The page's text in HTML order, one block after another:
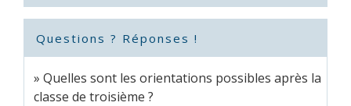
Questions ? Réponses !
Quelles sont les orientations possibles après la
classe de troisième ?